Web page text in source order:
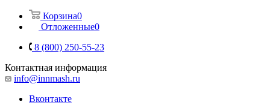
Корзина0
Отложенные0
8 (800) 250-55-23
Контактная информация
info@innmash.ru
Вконтакте